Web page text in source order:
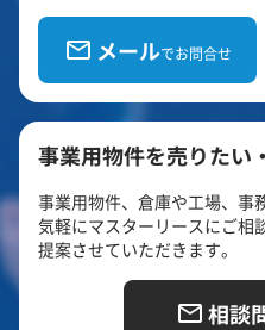
メールでお問合せ
事業用物件を売りたい
事業用物件、倉庫や工場、事
気軽にマスターリースにご相
提案させていただきます。
相談